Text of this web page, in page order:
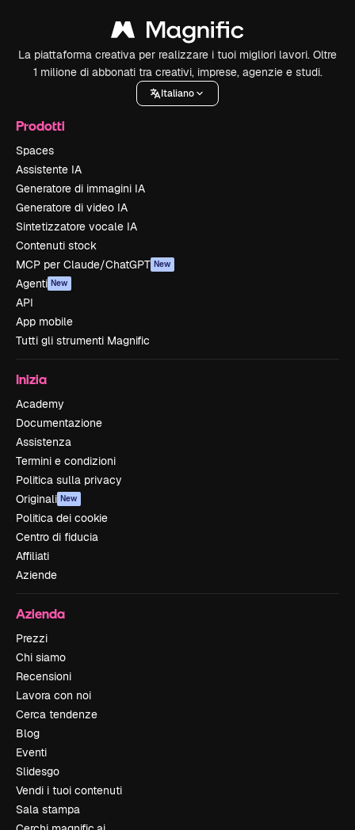
La piattaforma creativa per realizzare i tuoi migliori lavori. Oltre
1 milione di abbonati tra creativi, imprese, agenzie e studi.
Italiano
Prodotti
Spaces
Assistente IA
Generatore di immagini IA
Generatore di video IA
Sintetizzatore vocale IA
Contenuti stock
MCP per Claude/ChatGPT New
Agenti New
API
App mobile
Tutti gli strumenti Magnific
Inizia
Academy
Documentazione
Assistenza
Termini e condizioni
Politica sulla privacy
Originali New
Politica dei cookie
Centro di fiducia
Affiliati
Aziende
Azienda
Prezzi
Chi siamo
Recensioni
Lavora con noi
Cerca tendenze
Blog
Eventi
Slidesgo
Vendi i tuoi contenuti
Sala stampa